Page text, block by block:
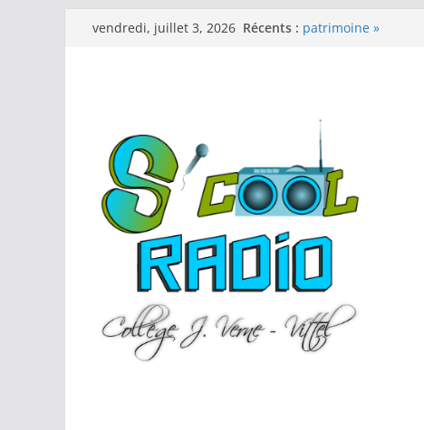
Passervendredi, juillet 3, 2026 Récents : Emission spéciale
Emissions
Hebdo 10 (25-26)